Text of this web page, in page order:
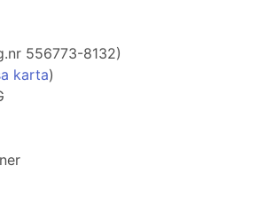
556773-8132)
karta)